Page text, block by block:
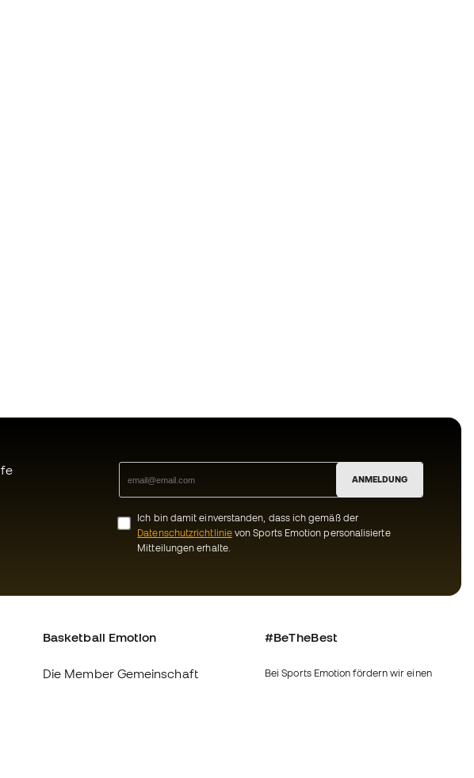
ANMELDUNG
Ich bin damit einverstanden, dass ich gemäß der
Datenschutzrichtlinievon Sports Emotion personalisierte
Mitteilungen erhalte.
Basketball Emotion
Die Member Gemeinschaft
#BeTheBest
Bei Sports Emotion fördern wir einen